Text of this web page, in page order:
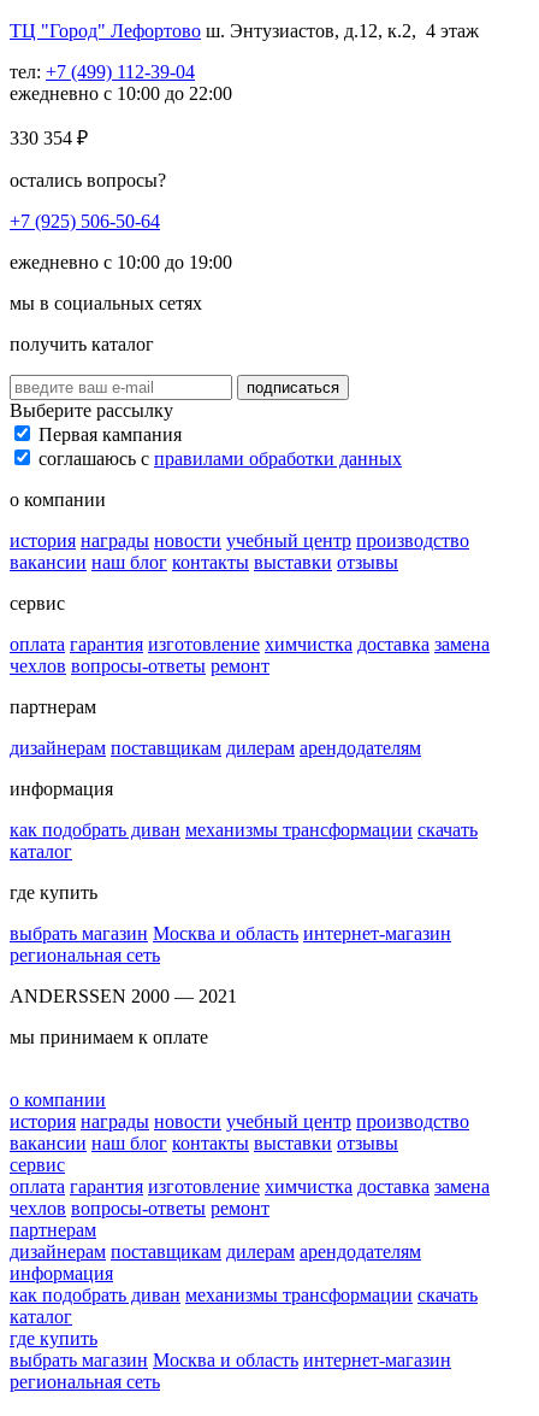
ТЦ "Город" Лефортово ш. Энтузиастов, д.12, к.2, 4 этаж
тел: +7 (499) 112-39-04
ежедневно с 10:00 до 22:00
330 354 ₽
остались вопросы?
+7 (925) 506-50-64
ежедневно с 10:00 до 19:00
мы в социальных сетях
получить каталог
подписаться
Выберите рассылку
Первая кампания
соглашаюсь с правилами обработки данных
о компании
история награды новости учебный центр производство
вакансии наш блог контакты выставки отзывы
сервис
оплата гарантия изготовление химчистка доставка замена
чехлов вопросы-ответы ремонт
партнерам
дизайнерам поставщикам дилерам арендодателям
информация
как подобрать диван механизмы трансформации скачать
каталог
где купить
выбрать магазин Москва и область интернет-магазин
региональная сеть
ANDERSSEN 2000 — 2021
мы принимаем к оплате
о компании
история награды новости учебный центр производство
вакансии наш блог контакты выставки отзывы
сервис
оплата гарантия изготовление химчистка доставка замена
чехлов вопросы-ответы ремонт
партнерам
дизайнерам поставщикам дилерам арендодателям
информация
как подобрать диван механизмы трансформации скачать
каталог
где купить
выбрать магазин Москва и область интернет-магазин
региональная сеть